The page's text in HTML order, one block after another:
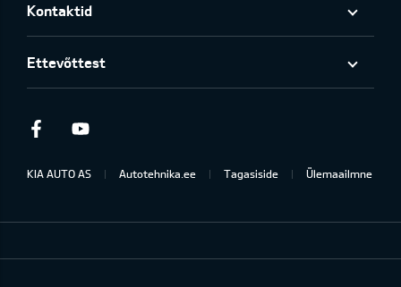
Kontaktid
Ettevõttest
Facebook
KIA AUTO AS Autotehnika.ee Tagasiside Ülemaailmne